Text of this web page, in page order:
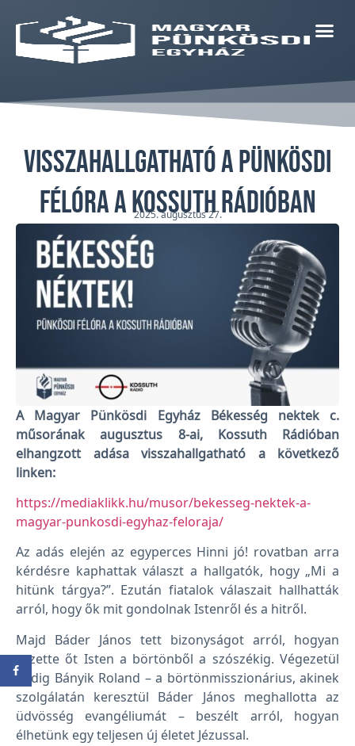
Visszahallgatható a Pünkösdi
félóra a Kossuth Rádióban
2025. augusztus 27.
A Magyar Pünkösdi Egyház Békesség nektek c.
műsorának augusztus 8-ai, Kossuth Rádióban
elhangzott adása visszahallgatható a következő
linken:
https://mediaklikk.hu/musor/bekesseg-nektek-a-
magyar-punkosdi-egyhaz-feloraja/
Az adás elején az egyperces Hinni jó! rovatban arra
kérdésre kaphattak választ a hallgatók, hogy „Mi a
hitünk tárgya?”. Ezután fiatalok válaszait hallhatták
arról, hogy ők mit gondolnak Istenről és a hitről.
Majd Báder János tett bizonyságot arról, hogyan
vezette őt Isten a börtönből a szószékig. Végezetül
pedig Bányik Roland – a börtönmisszionárius, akinek
szolgálatán keresztül Báder János meghallotta az
üdvösség evangéliumát – beszélt arról, hogyan
élhetünk egy teljesen új életet Jézussal.